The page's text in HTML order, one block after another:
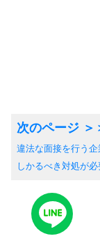
違法な面接を行う企
しかるべき対処が必